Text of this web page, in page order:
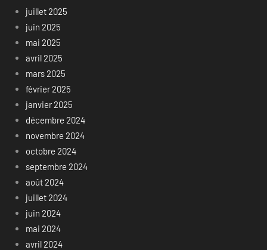
juillet 2025
juin 2025
mai 2025
avril 2025
mars 2025
février 2025
janvier 2025
décembre 2024
novembre 2024
octobre 2024
septembre 2024
août 2024
juillet 2024
juin 2024
mai 2024
avril 2024